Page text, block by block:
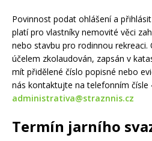
Povinnost podat ohlášení a
platí pro vlastníky nemovité věci
nebo stavbu pro rodinnou
účelem zkolaudován, zapsán v
mít přidělené číslo popisné nebo
nás kontaktujte na telefonním čísle
administrativa@straznnis.cz
Termín jarního